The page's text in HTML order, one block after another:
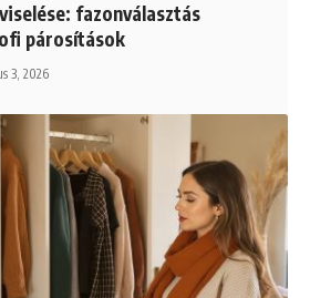
fazonválasztás
párosítások
3, 2026